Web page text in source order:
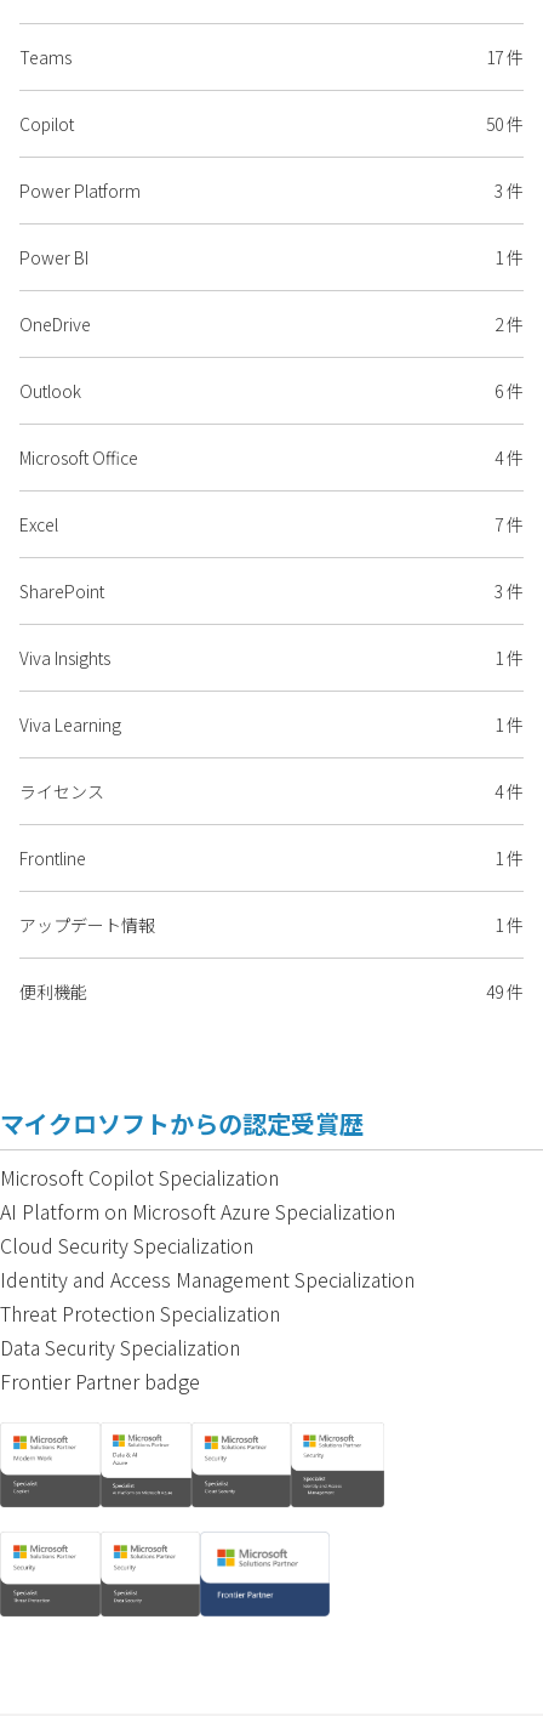
Teams 17 件
Copilot 50 件
Power Platform 3 件
Power BI 1 件
OneDrive 2 件
Outlook 6 件
Microsoft Office 4 件
Excel 7 件
SharePoint 3 件
Viva Insights 1 件
Viva Learning 1 件
ライセンス 4 件
Frontline 1 件
アップデート情報 1 件
便利機能 49 件
マイクロソフトからの認定受賞歴
Microsoft Copilot Specialization
AI Platform on Microsoft Azure Specialization
Cloud Security Specialization
Identity and Access Management Specialization
Threat Protection Specialization
Data Security Specialization
Frontier Partner badge